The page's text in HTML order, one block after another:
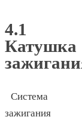
4.1
Катушка
Система
зажигания